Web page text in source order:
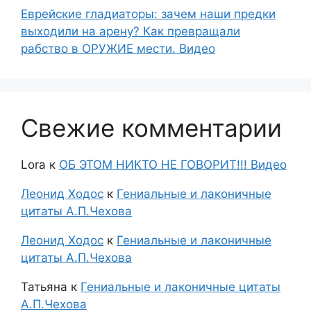
Еврейские гладиаторы: зачем наши предки
выходили на арену? Как превращали
рабство в ОРУЖИЕ мести. Видео
Свежие комментарии
Lora к ОБ ЭТОМ НИКТО НЕ ГОВОРИТ!!! Видео
Леонид Ходос к Гениальные и лаконичные
цитаты А.П.Чехова
Леонид Ходос к Гениальные и лаконичные
цитаты А.П.Чехова
Татьяна к Гениальные и лаконичные цитаты
А.П.Чехова